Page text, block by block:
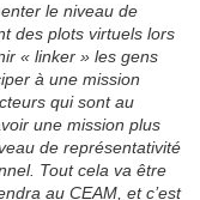
le niveau de
des plots virtuels lors
« linker » les gens
à une mission
qui sont au
une mission plus
de représentativité
Tout cela va être
au CEAM, et c’est